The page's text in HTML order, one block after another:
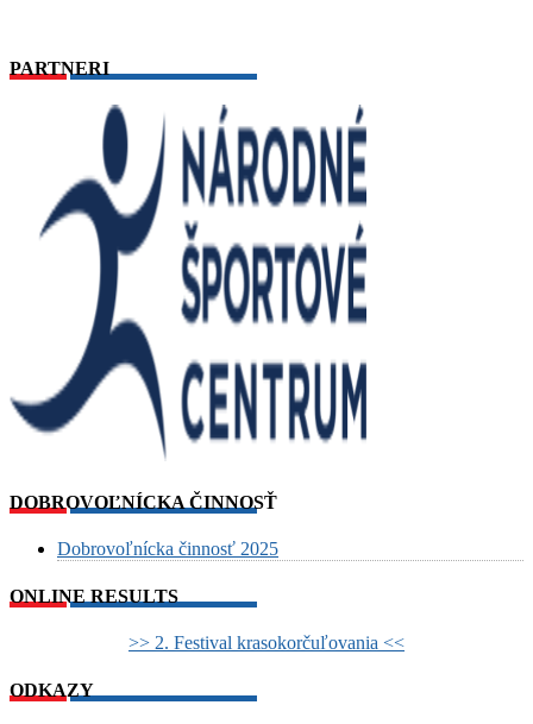
PARTNERI
DOBROVOĽNÍCKA ČINNOSŤ
Dobrovoľnícka činnosť 2025
ONLINE RESULTS
>> 2. Festival krasokorčuľovania <<
ODKAZY